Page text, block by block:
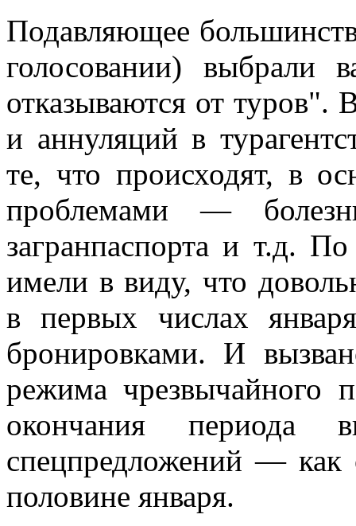
Подавляющее
голосовании) выбрали
отказываются от туров".
и аннуляций в
те, что происходят, в
проблемами —
загранпаспорта и т.д.
имели в виду, что
в первых числах
бронировками. И
режима чрезвычайного
окончания периода
спецпредложений — как
половине января.